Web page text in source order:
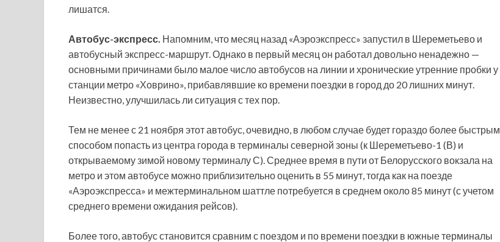
лишатся.
Автобус-экспресс. Напомним, что месяц назад «Аэроэкспресс» запустил в Шереметьево и
автобусный экспресс-маршрут. Однако в первый месяц он работал довольно ненадежно —
основными причинами было малое число автобусов на линии и хронические утренние пробки у
станции метро «Ховрино», прибавлявшие ко времени поездки в город до 20 лишних минут.
Неизвестно, улучшилась ли ситуация с тех пор.
Тем не менее с 21 ноября этот автобус, очевидно, в любом случае будет гораздо более быстрым
способом попасть из центра города в терминалы северной зоны (к Шереметьево-1 (В) и
открываемому зимой новому терминалу С). Среднее время в пути от Белорусского вокзала на
метро и этом автобусе можно приблизительно оценить в 55 минут, тогда как на поезде
«Аэроэкспресса» и межтерминальном шаттле потребуется в среднем около 85 минут (с учетом
среднего времени ожидания рейсов).
Более того, автобус становится сравним с поездом и по времени поездки в южные терминалы